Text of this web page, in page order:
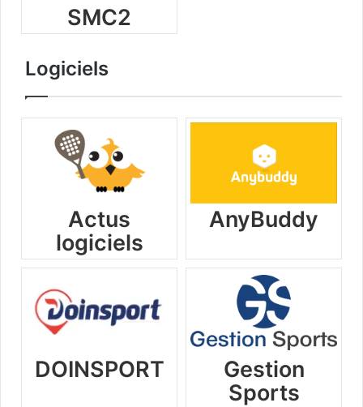
SMC2
Logiciels
Actus
logiciels
AnyBuddy
DOINSPORT
Gestion
Sports